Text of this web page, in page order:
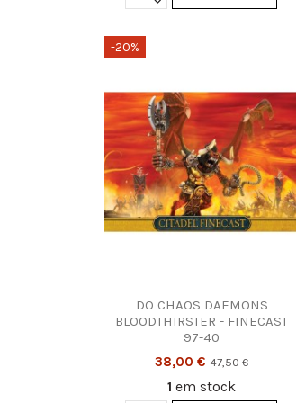
-20%
DO CHAOS DAEMONS
BLOODTHIRSTER - FINECAST
97-40
38,00 €47,50 €
1em stock
Informações Legais
Informação legal
Termos e Condições
Política de Privacidade
Política de Cookies